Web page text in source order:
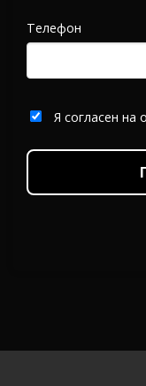
Телефон
Я согласен на